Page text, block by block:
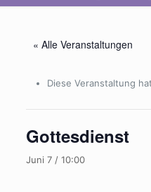
« Alle Veranstaltungen
Diese Veranstaltung
Gottesdienst
Juni 7 / 10:00